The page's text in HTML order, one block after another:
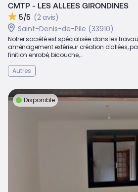
CMTP - LES ALLEES GIRONDINES
5/5 (2 avis)
Saint-Denis-de-Pile (33910)
Notrer société est spécialisée dans les
aménagement extérieur création d'allées,
finition enrobé, bicouche,...
Autres
Disponible